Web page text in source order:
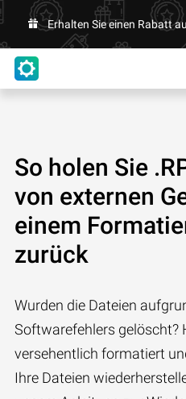
Erhalten Sie einen Rabatt
So holen Sie
von externen
einem
zurück
Wurden die Dateien
Softwarefehlers gelöscht?
versehentlich formatiert
Ihre Dateien